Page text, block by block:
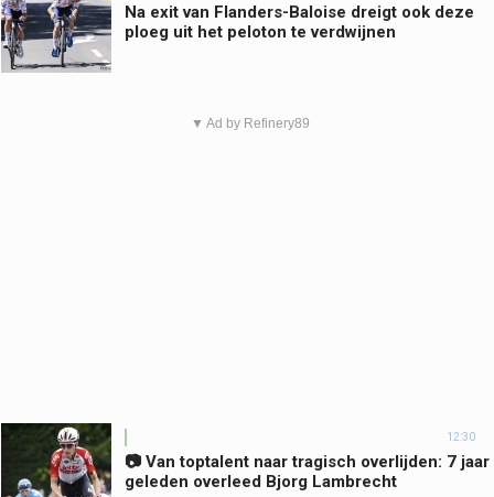
Na exit van Flanders-Baloise dreigt ook deze
ploeg uit het peloton te verdwijnen
▼ Ad by Refinery89
12:30
📷 Van toptalent naar tragisch overlijden: 7 jaar
geleden overleed Bjorg Lambrecht